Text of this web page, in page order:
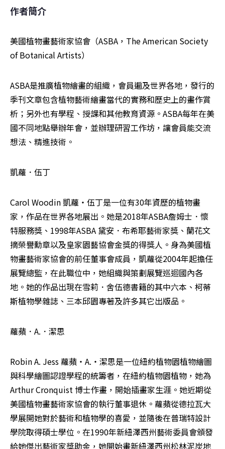
作者簡介
美國植物畫藝術家協會（ASBA，The American Society
of Botanical Artists）
ASBA是推廣植物繪畫的組織，會員遍及世界各地，發行的
季刊文章包含植物藝術繪畫當代的實務和歷史上的畫作賞
析；另外也有學程、授課和其他教育資源。ASBA每年在美
國不同地點舉辦年會，並辦理研習工作坊，讓會員能交流
想法、精進技術。
凱蘿．伍丁
Carol Woodin 凱蘿‧伍丁是一位有30年資歷的植物畫
家，作品在世界各地展出。她是2018年ASBA詹姆士．懷
特服務獎、1998年ASBA 黛安．布希耶藝術家獎、蘭花文
摘榮譽勳章以及皇家園藝協會金獎的得獎人。身為美國植
物畫藝術家協會的前任董事會成員，凱蘿從2004年起擔任
展覽總監，在此職位中，她組織與策劃展覽巡迴國內各
地。她的作品出現在雪莉．舍伍德書籍的其中六本、柯蒂
斯植物學雜誌、三本邱園專著及許多其它出版品。
蘿蘋．A.．潔思
Robin A. Jess 蘿蘋‧A.‧潔思是一位紐約植物園植物繪圖
與科學繪圖認證學程的統籌者，在紐約植物園植物，她為
Arthur Cronquist 博士作畫，開始插畫家生涯。她近期從
美國植物畫藝術家協會的執行董事退休。蘿蘋從德拉瓦大
學展開她對於藝術和植物學的喜愛，並隨後在普瑞特設計
學院取得碩士學位。在1990年新紐澤西州藝術委員會頒發
給她傑出藝術家獎助金，她開始畫新紐澤西州松林泥炭地